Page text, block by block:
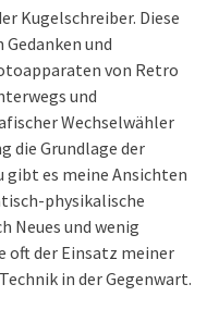
Kugelschreiber. Diese
und
von Retro
und
Wechselwähler
die Grundlage der
gibt es meine Ansichten
physikalische
Neues und wenig
oft der Einsatz meiner
in der Gegenwart.